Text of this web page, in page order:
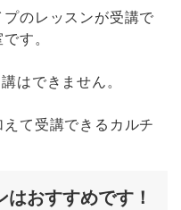
のレッスンが受講で
す。
はできません。
て受講できるカルチ
おすすめです！